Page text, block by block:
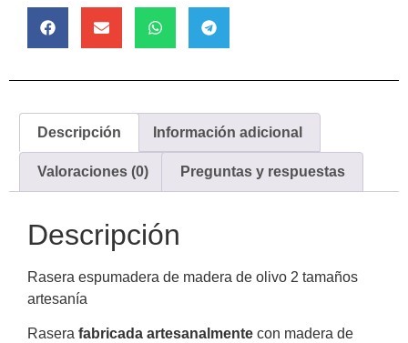
Descripción Información adicional
Valoraciones (0) Preguntas y respuestas
Descripción
Rasera espumadera de madera de olivo 2 tamaños
artesanía
Rasera fabricada artesanalmente con madera de